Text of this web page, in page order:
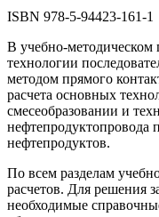
ISBN 978-5-94423-161-1
В учебно-методическом
технологии
методом прямого
расчета основных
смесеобразовании и
нефтепродуктопровода
нефтепродуктов.
По всем разделам
расчетов. Для решения
необходимые